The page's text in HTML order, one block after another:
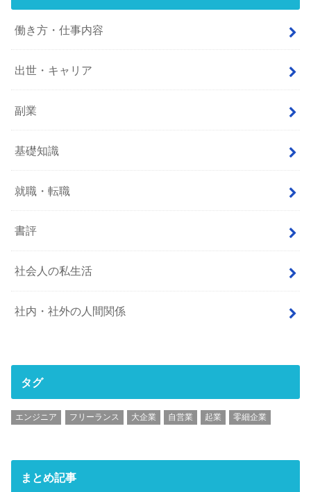
働き方・仕事内容
出世・キャリア
副業
基礎知識
就職・転職
書評
社会人の私生活
社内・社外の人間関係
タグ
エンジニア フリーランス 大企業 自営業 起業 零細企業
まとめ記事